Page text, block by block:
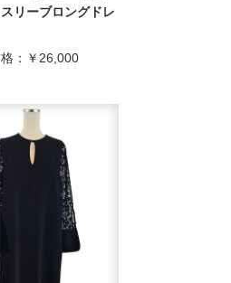
リーブロングドレ
： ￥26,000